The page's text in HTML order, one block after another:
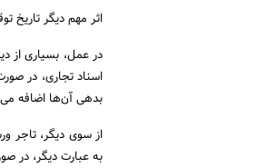
اثر مهم دیگر تاریخ
در عمل، بسیاری از
اسناد تجاری، در
بدهی آن‌ها اضافه
از سوی دیگر، تاجر
به عبارت دیگر، در